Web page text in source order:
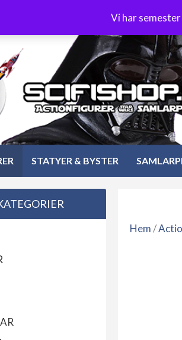
Vi har
Öppet köp 30 dagar
STATYER & BYSTER
Hem/